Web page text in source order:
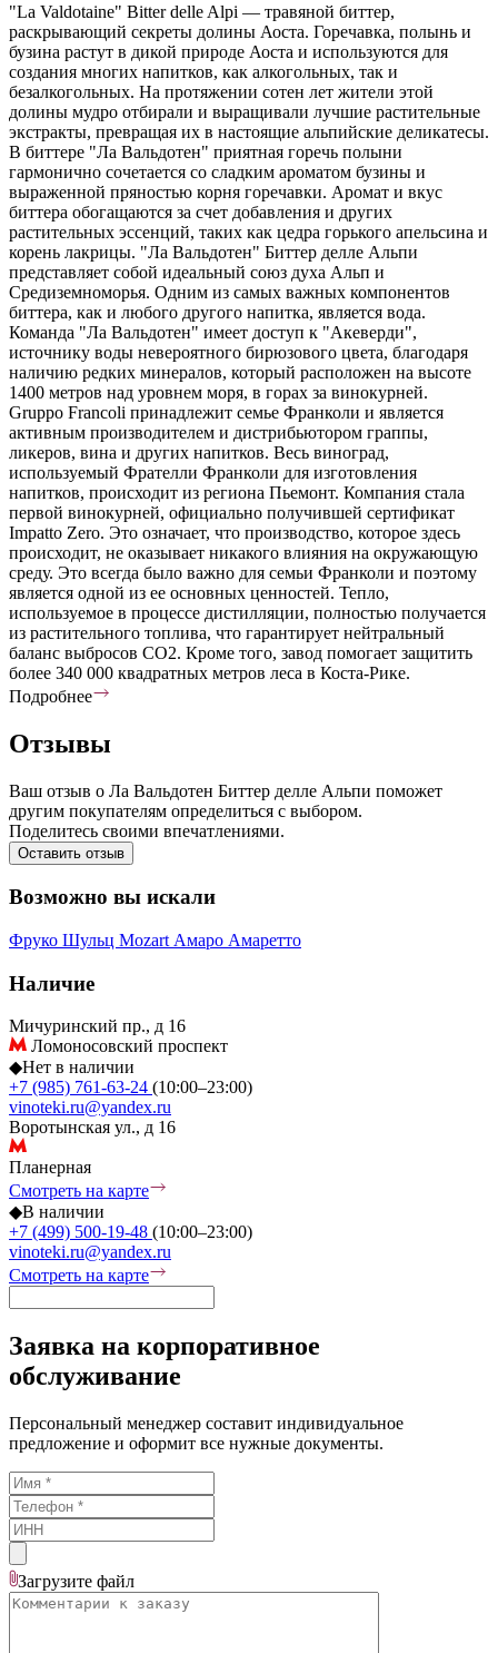
"La Valdotaine" Bitter delle Alpi — травяной биттер,
раскрывающий секреты долины Аоста. Горечавка, полынь и
бузина растут в дикой природе Аоста и используются для
создания многих напитков, как алкогольных, так и
безалкогольных. На протяжении сотен лет жители этой
долины мудро отбирали и выращивали лучшие растительные
экстракты, превращая их в настоящие альпийские деликатесы.
В биттере "Ла Вальдотен" приятная горечь полыни
гармонично сочетается со сладким ароматом бузины и
выраженной пряностью корня горечавки. Аромат и вкус
биттера обогащаются за счет добавления и других
растительных эссенций, таких как цедра горького апельсина и
корень лакрицы. "Ла Вальдотен" Биттер делле Альпи
представляет собой идеальный союз духа Альп и
Средиземноморья. Одним из самых важных компонентов
биттера, как и любого другого напитка, является вода.
Команда "Ла Вальдотен" имеет доступ к "Акеверди",
источнику воды невероятного бирюзового цвета, благодаря
наличию редких минералов, который расположен на высоте
1400 метров над уровнем моря, в горах за винокурней.
Gruppo Francoli принадлежит семье Франколи и является
активным производителем и дистрибьютором граппы,
ликеров, вина и других напитков. Весь виноград,
используемый Фрателли Франколи для изготовления
напитков, происходит из региона Пьемонт. Компания стала
первой винокурней, официально получившей сертификат
Impatto Zero. Это означает, что производство, которое здесь
происходит, не оказывает никакого влияния на окружающую
среду. Это всегда было важно для семьи Франколи и поэтому
является одной из ее основных ценностей. Тепло,
используемое в процессе дистилляции, полностью получается
из растительного топлива, что гарантирует нейтральный
баланс выбросов CO2. Кроме того, завод помогает защитить
более 340 000 квадратных метров леса в Коста-Рике.
Подробнее
Отзывы
Ваш отзыв о Ла Вальдотен Биттер делле Альпи поможет
другим покупателям определиться с выбором.
Поделитесь своими впечатлениями.
Оставить отзыв
Возможно вы искали
Фруко Шульц Mozart Амаро Амаретто
Наличие
Мичуринский пр., д 16
Ломоносовский проспект
◆Нет в наличии
+7 (985) 761-63-24 (10:00–23:00)
vinoteki.ru@yandex.ru
Воротынская ул., д 16
Планерная
Смотреть на карте
◆В наличии
+7 (499) 500-19-48 (10:00–23:00)
vinoteki.ru@yandex.ru
Смотреть на карте
Заявка на корпоративное
обслуживание
Персональный менеджер составит индивидуальное
предложение и оформит все нужные документы.
Загрузите файл